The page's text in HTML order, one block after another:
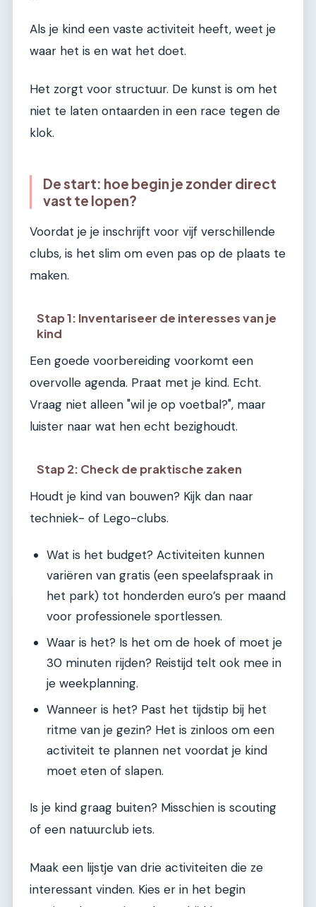
Als je kind een vaste activiteit heeft, weet je
waar het is en wat het doet.
Het zorgt voor structuur. De kunst is om het
niet te laten ontaarden in een race tegen de
klok.
De start: hoe begin je zonder direct
vast te lopen?
Voordat je je inschrijft voor vijf verschillende
clubs, is het slim om even pas op de plaats te
maken.
Stap 1: Inventariseer de interesses van je
kind
Een goede voorbereiding voorkomt een
overvolle agenda. Praat met je kind. Echt.
Vraag niet alleen "wil je op voetbal?", maar
luister naar wat hen echt bezighoudt.
Stap 2: Check de praktische zaken
Houdt je kind van bouwen? Kijk dan naar
techniek- of Lego-clubs.
Wat is het budget? Activiteiten kunnen
variëren van gratis (een speelafspraak in
het park) tot honderden euro’s per maand
voor professionele sportlessen.
Waar is het? Is het om de hoek of moet je
30 minuten rijden? Reistijd telt ook mee in
je weekplanning.
Wanneer is het? Past het tijdstip bij het
ritme van je gezin? Het is zinloos om een
activiteit te plannen net voordat je kind
moet eten of slapen.
Is je kind graag buiten? Misschien is scouting
of een natuurclub iets.
Maak een lijstje van drie activiteiten die ze
interessant vinden. Kies er in het begin